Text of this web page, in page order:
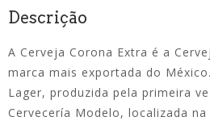
Descrição
A Cerveja Corona Extra é a
marca mais exportada do
Lager, produzida pela primeira
Cervecería Modelo, localizada